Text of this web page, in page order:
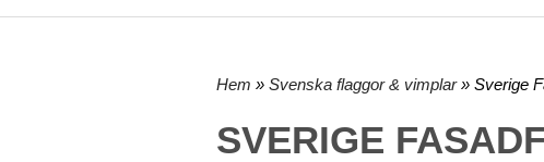
Hem » Svenska flaggor & vimplar» Sverige
SVERIGE